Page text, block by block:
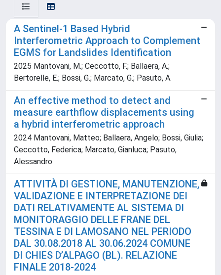
A Sentinel-1 Based Hybrid
Interferometric Approach to Complement
EGMS for Landslides Identification
2025 Mantovani, M.; Ceccotto, F.; Ballaera, A.;
Bertorelle, E.; Bossi, G.; Marcato, G.; Pasuto, A.
An effective method to detect and
measure earthflow displacements using
a hybrid interferometric approach
2024 Mantovani, Matteo; Ballaera, Angelo; Bossi, Giulia;
Ceccotto, Federica; Marcato, Gianluca; Pasuto,
Alessandro
ATTIVITÀ DI GESTIONE, MANUTENZIONE,
VALIDAZIONE E INTERPRETAZIONE DEI
DATI RELATIVAMENTE AL SISTEMA DI
MONITORAGGIO DELLE FRANE DEL
TESSINA E DI LAMOSANO NEL PERIODO
DAL 30.08.2018 AL 30.06.2024 COMUNE
DI CHIES D’ALPAGO (BL). RELAZIONE
FINALE 2018-2024